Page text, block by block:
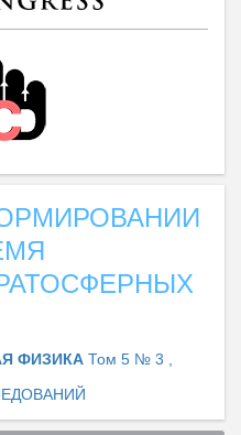
ФИЗИКА Том 5 № 3 ,